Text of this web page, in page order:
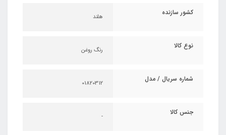
کشور سازنده هلند
نوع کالا رنگ روغن
شماره سریال / مدل 01820312
جنس کالا -